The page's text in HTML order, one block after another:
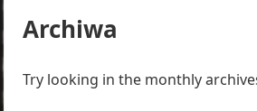
Archiwa
Try looking in the monthly